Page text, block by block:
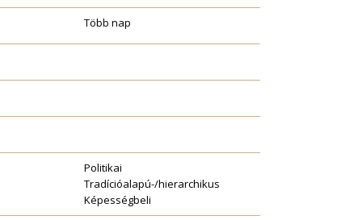
Több nap
Politikai
Tradícióalapú-/hierarchikus
Képességbeli